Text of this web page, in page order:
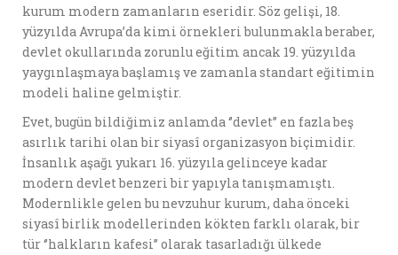
kurum modern zamanların eseridir. Söz gelişi, 18.
yüzyılda Avrupa’da kimi örnekleri bulunmakla beraber,
devlet okullarında zorunlu eğitim ancak 19. yüzyılda
yaygınlaşmaya başlamış ve zamanla standart eğitimin
modeli haline gelmiştir.
Evet, bugün bildiğimiz anlamda ‘’devlet’’ en fazla beş
asırlık tarihi olan bir siyasî organizasyon biçimidir.
İnsanlık aşağı yukarı 16. yüzyıla gelinceye kadar
modern devlet benzeri bir yapıyla tanışmamıştı.
Modernlikle gelen bu nevzuhur kurum, daha önceki
siyasî birlik modellerinden kökten farklı olarak, bir
tür ‘’halkların kafesi’’ olarak tasarladığı ülkede